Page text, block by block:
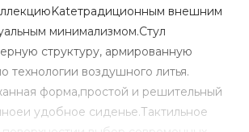
внешним
минимализмом.Стул
структуру, армированную
технологии воздушного литья.
форма,простой и решительный
удобное сиденье.Тактильное